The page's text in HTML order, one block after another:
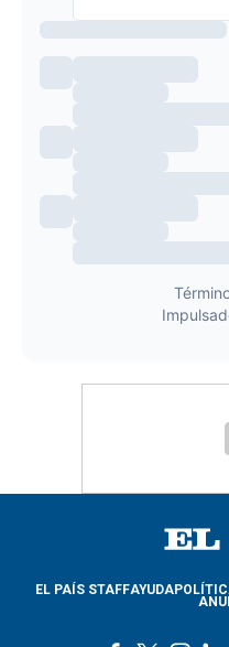
EL PAÍS STAFFAYUDA